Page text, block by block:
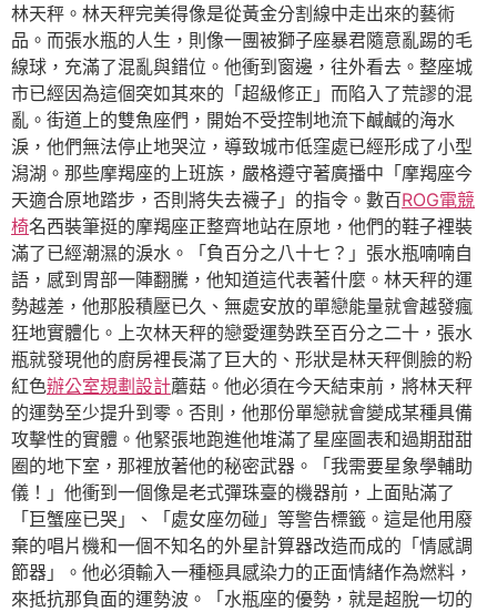
林天秤。林天秤完美得像是從黃金分割線中走出來的藝術
品。而張水瓶的人生，則像一團被獅子座暴君隨意亂踢的毛
線球，充滿了混亂與錯位。他衝到窗邊，往外看去。整座城
市已經因為這個突如其來的「超級修正」而陷入了荒謬的混
亂。街道上的雙魚座們，開始不受控制地流下鹹鹹的海水
淚，他們無法停止地哭泣，導致城市低窪處已經形成了小型
潟湖。那些摩羯座的上班族，嚴格遵守著廣播中「摩羯座今
天適合原地踏步，否則將失去襪子」的指令。數百ROG電競
椅名西裝筆挺的摩羯座正整齊地站在原地，他們的鞋子裡裝
滿了已經潮濕的淚水。「負百分之八十七？」張水瓶喃喃自
語，感到胃部一陣翻騰，他知道這代表著什麼。林天秤的運
勢越差，他那股積壓已久、無處安放的單戀能量就會越發瘋
狂地實體化。上次林天秤的戀愛運勢跌至百分之二十，張水
瓶就發現他的廚房裡長滿了巨大的、形狀是林天秤側臉的粉
紅色辦公室規劃設計蘑菇。他必須在今天結束前，將林天秤
的運勢至少提升到零。否則，他那份單戀就會變成某種具備
攻擊性的實體。他緊張地跑進他堆滿了星座圖表和過期甜甜
圈的地下室，那裡放著他的秘密武器。「我需要星象學輔助
儀！」他衝到一個像是老式彈珠臺的機器前，上面貼滿了
「巨蟹座已哭」、「處女座勿碰」等警告標籤。這是他用廢
棄的唱片機和一個不知名的外星計算器改造而成的「情感調
節器」。他必須輸入一種極具感染力的正面情緒作為燃料，
來抵抗那負面的運勢波。「水瓶座的優勢，就是超脫一切的